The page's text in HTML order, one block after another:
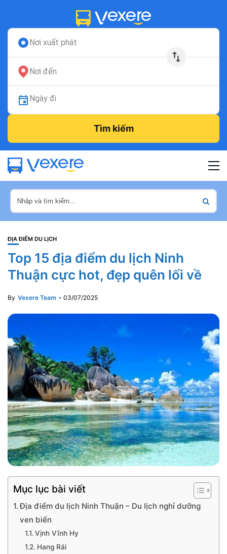
Nơi xuất phát
Nơi đến
Ngày đi
Tìm kiếm
ĐỊA ĐIỂM DU LỊCH
Top 15 địa điểm du lịch Ninh
Thuận cực hot, đẹp quên lối về
By Vexere Team 03/07/2025
Mục lục bài viết
Địa điểm du lịch Ninh Thuận – Du lịch nghỉ dưỡng
ven biển
Vịnh Vĩnh Hy
Hang Rái